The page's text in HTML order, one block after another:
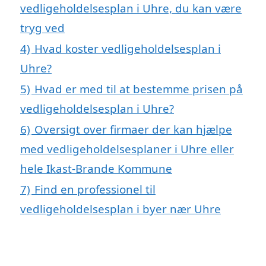
vedligeholdelsesplan i Uhre, du kan være
tryg ved
4) Hvad koster vedligeholdelsesplan i
Uhre?
5) Hvad er med til at bestemme prisen på
vedligeholdelsesplan i Uhre?
6) Oversigt over firmaer der kan hjælpe
med vedligeholdelsesplaner i Uhre eller
hele Ikast-Brande Kommune
7) Find en professionel til
vedligeholdelsesplan i byer nær Uhre